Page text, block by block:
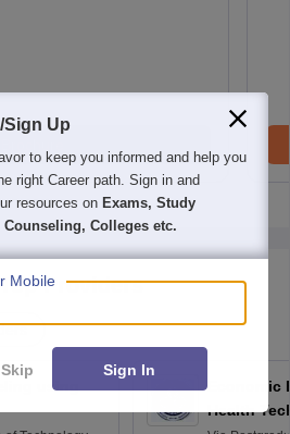
Providers
using
Economic
Health
Sign Up
to keep you informed and help you
right Career path. Sign in and
resources on Exams, Study
Counseling, Colleges etc.
Mobile
Skip Sign In